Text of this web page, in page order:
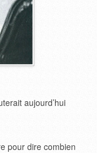
aujourd’hui
pour dire combien